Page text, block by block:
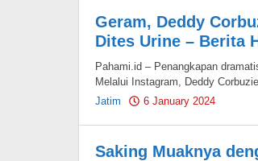
Geram, Deddy
Dites Urine – Berita
Pahami.id – Penangkapan
Melalui Instagram, Deddy
Jatim
6 January 2024
Saking Muaknya